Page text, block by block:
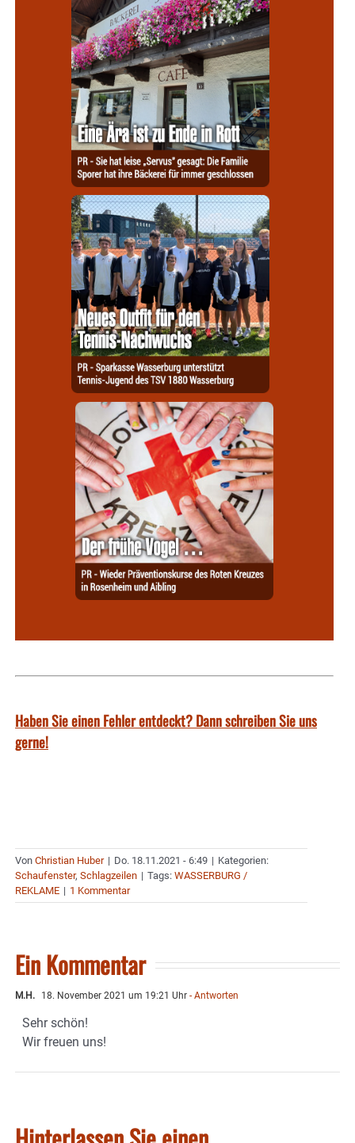
Haben Sie einen Fehler entdeckt? Dann schreiben Sie uns
gerne!
Von Christian Huber | Do. 18.11.2021 - 6:49 | Kategorien:
Schaufenster, Schlagzeilen | Tags: WASSERBURG /
REKLAME | 1 Kommentar
Ein Kommentar
M.H. 18. November 2021 um 19:21 Uhr - Antworten
Sehr schön!
Wir freuen uns!